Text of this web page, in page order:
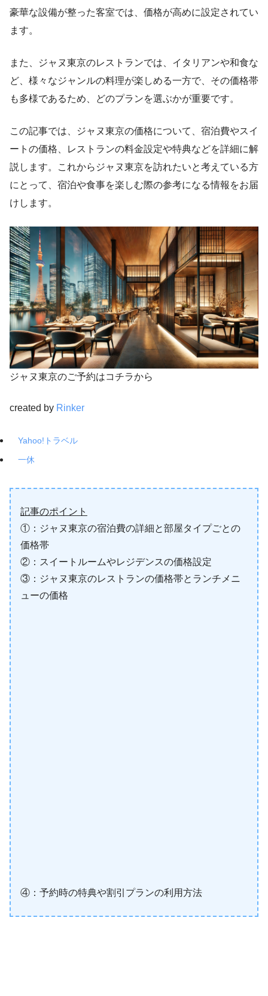
豪華な設備が整った客室では、価格が高めに設定されてい
ます。
また、ジャヌ東京のレストランでは、イタリアンや和食な
ど、様々なジャンルの料理が楽しめる一方で、その価格帯
も多様であるため、どのプランを選ぶかが重要です。
この記事では、ジャヌ東京の価格について、宿泊費やスイ
ートの価格、レストランの料金設定や特典などを詳細に解
説します。これからジャヌ東京を訪れたいと考えている方
にとって、宿泊や食事を楽しむ際の参考になる情報をお届
けします。
ジャヌ東京のご予約はコチラから
created by Rinker
Yahoo!トラベル
一休
記事のポイント
①：ジャヌ東京の宿泊費の詳細と部屋タイプごとの
価格帯
②：スイートルームやレジデンスの価格設定
③：ジャヌ東京のレストランの価格帯とランチメニ
ューの価格
④：予約時の特典や割引プランの利用方法